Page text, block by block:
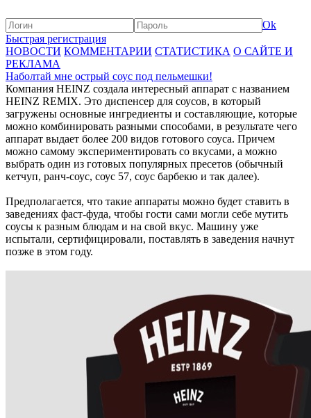
Ok
Быстрая регистрация
НОВОСТИ КОММЕНТАРИИ СТАТИСТИКА О САЙТЕ И
РЕКЛАМА
Наболтай мне острый соус под пельмешки!
Компания HEINZ создала интересный аппарат с названием
HEINZ REMIX. Это диспенсер для соусов, в который
загружены основные ингредиенты и составляющие, которые
можно комбинировать разными способами, в результате чего
аппарат выдает более 200 видов готового соуса. Причем
можно самому экспериментировать со вкусами, а можно
выбрать один из готовых популярных пресетов (обычный
кетчуп, ранч-соус, соус 57, соус барбекю и так далее).
Предполагается, что такие аппараты можно будет ставить в
заведениях фаст-фуда, чтобы гости сами могли себе мутить
соусы к разным блюдам и на свой вкус. Машину уже
испытали, сертифицировали, поставлять в заведения начнут
позже в этом году.